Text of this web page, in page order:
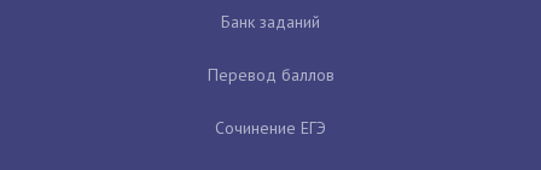
Банк заданий
Перевод баллов
Сочинение ЕГЭ